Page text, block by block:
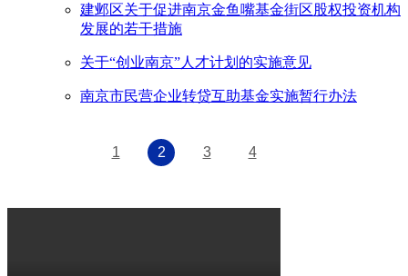
建邺区关于促进南京金鱼嘴基金街区股权投资机构
发展的若干措施
关于“创业南京”人才计划的实施意见
南京市民营企业转贷互助基金实施暂行办法
1 2 3 4